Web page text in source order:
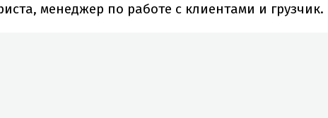
менеджер по работе с клиентами и грузчик.